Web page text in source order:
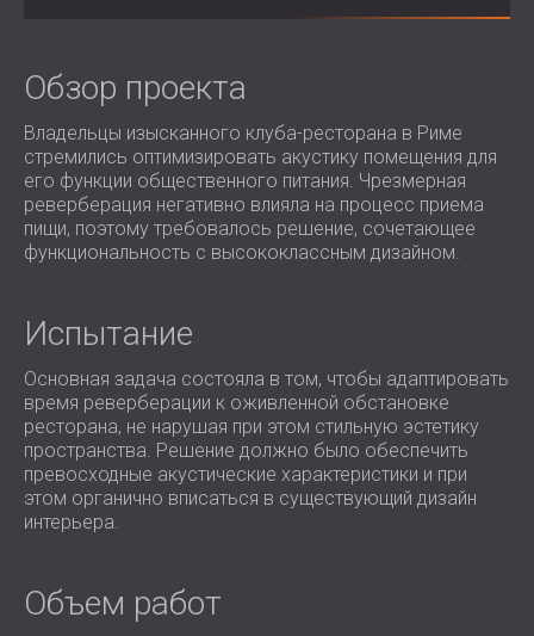
ЗВУКОИЗОЛЯЦИЯ И АКУСТИКА ДЛЯ
ЗВУКОИЗОЛЯЦИЯ И АКУСТИЧЕСКИЕ
РЕШЕНИЯ ДЛЯ ТОРГОВЫХ
ПОМЕЩЕНИЙ
ЗВУКОИЗОЛЯЦИЯ И АКУСТИКА ДЛЯ
ОБРАЗОВАТЕЛЬНЫХ УЧРЕЖДЕНИЙ
SOUND INSULATION AND ACOUSTICS
FOR HEALTH CARE FACILITIES
АКУСТИЧЕСКИЕ РЕШЕНИЯ ДЛЯ
ЗВУКОИЗОЛЯЦИОННЫЕ И
АКУСТИЧЕСКИЕ РЕШЕНИЯ ДЛЯ
ЦЕНТРОВ ОБРАБОТКИ ДАННЫХ
FINLAND (FI)
USA (US)
SOUTH AFRICA (ZA)
Обзор проекта
Владельцы изысканного клуба-ресторана в Риме
стремились оптимизировать акустику помещения для
его функции общественного питания. Чрезмерная
реверберация негативно влияла на процесс приема
пищи, поэтому требовалось решение, сочетающее
функциональность с высококлассным дизайном.
Испытание
Основная задача состояла в том, чтобы адаптировать
время реверберации к оживленной обстановке
ресторана, не нарушая при этом стильную эстетику
пространства. Решение должно было обеспечить
превосходные акустические характеристики и при
этом органично вписаться в существующий дизайн
интерьера.
Объем работ